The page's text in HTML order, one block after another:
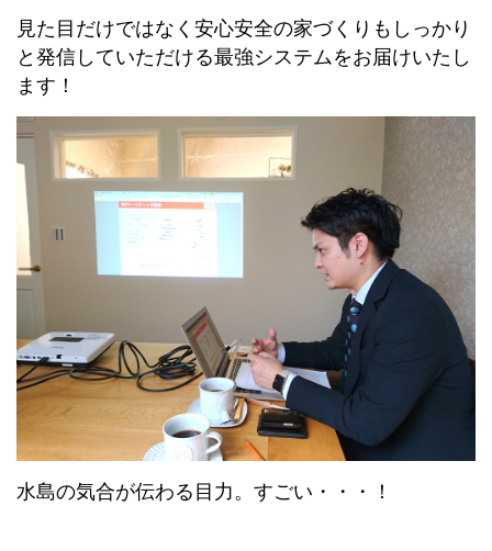
見た目だけではなく安心安全の家づくりもしっかり
と発信していただける最強システムをお届けいたし
ます！
水島の気合が伝わる目力。すごい・・・！